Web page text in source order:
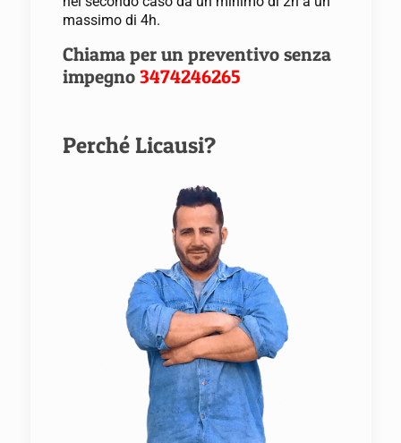
massimo di 4h.
Chiama per un preventivo senza
impegno 3474246265
Perché Licausi?